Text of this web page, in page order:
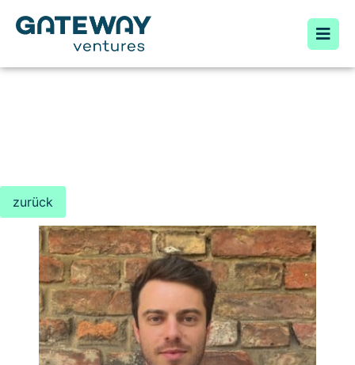
zurück